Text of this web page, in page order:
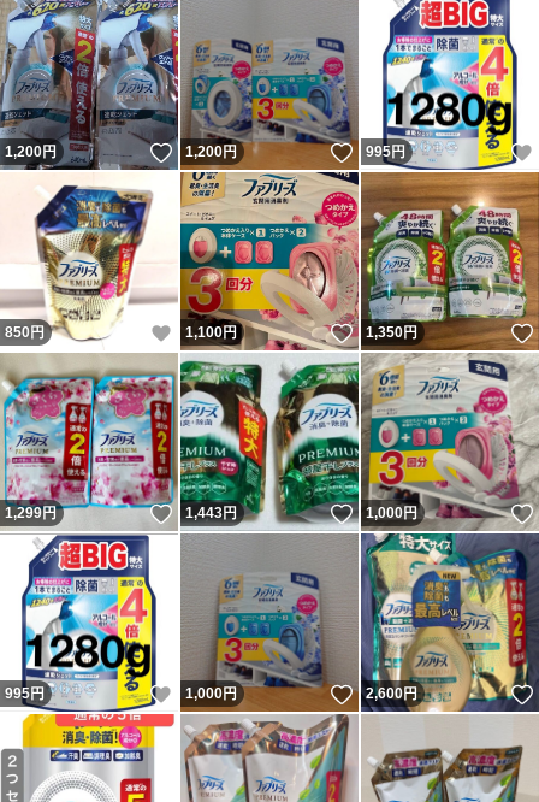
1,200円 いいね！
1,200円 いいね！
995円
850 円 いいね！
1,100円 いいね！
1,350円
1,299円 いいね！
1,443円 いいね！
1,000円
995円 いいね！
1,000円 いいね！
2,600円